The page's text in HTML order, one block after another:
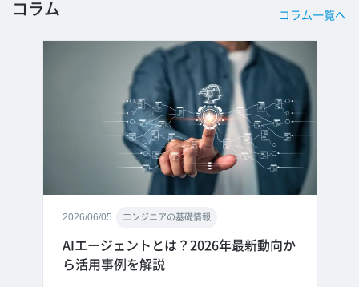
コラム コラム一覧へ
2026/06/05 エンジニアの基礎情報
AIエージェントとは？2026年最新動向か
ら活用事例を解説